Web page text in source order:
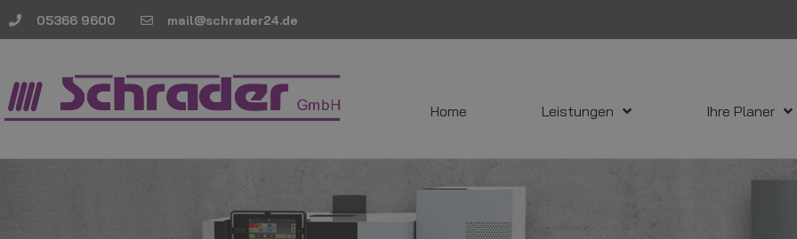
05366 9600 mail@schrader24.de
Home Leistungen Ihre Planer